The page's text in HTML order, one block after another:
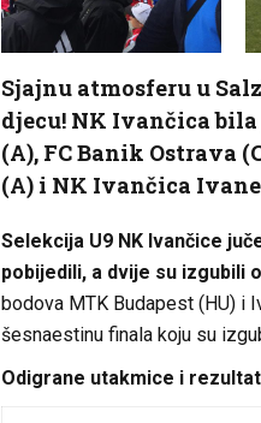
Sjajnu atmosferu u
djecu! NK Ivančica
(A), FC Banik Ostrava
(A) i NK Ivančica
Selekcija U9 NK Ivančice
pobijedili, a dvije su izgubili
bodova MTK Budapest (HU) i
šesnaestinu finala koju su
Odigrane utakmice i